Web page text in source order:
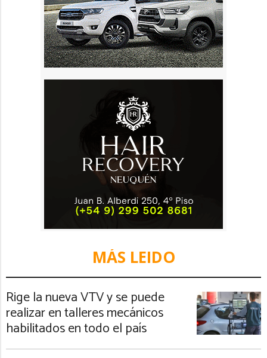
MÁS LEIDO
Rige la nueva VTV y se puede
realizar en talleres mecánicos
habilitados en todo el país